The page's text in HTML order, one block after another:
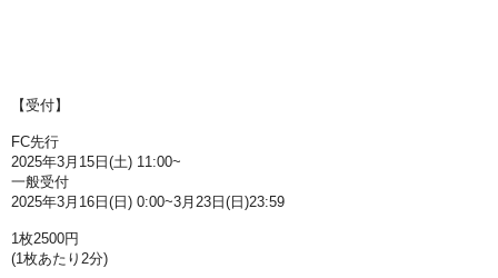
【受付】
FC先行
2025年3月15日(土) 11:00~
一般受付
2025年3月16日(日) 0:00~3月23日(日)23:59
1枚2500円
(1枚あたり2分)